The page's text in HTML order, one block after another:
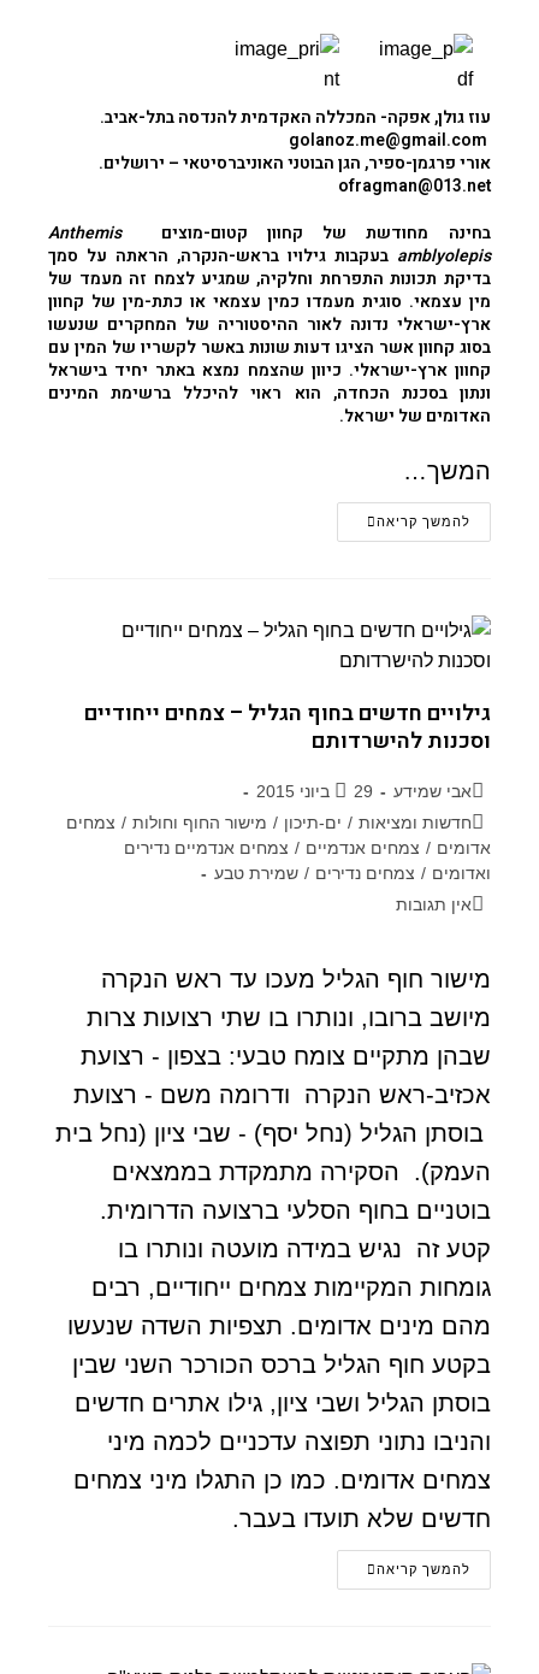
עוז גולן, אפקה- המכללה האקדמית להנדסה בתל-אביב.
golanoz.me@gmail.com
אורי פרגמן-ספיר,הגן הבוטני האוניברסיטאי– ירושלים.
ofragman@013.net
בחינה מחודשת של קחוון קטום-מוצים
Anthemis
amblyolepis בעקבות גילויו בראש-הנקרה, הראתה על סמך
בדיקת תכונות התפרחת וחלקיה, שמגיע לצמח זה מעמד של
מין עצמאי. סוגית מעמדו כמין עצמאי או כתת-מין של קחוון
ארץ-ישראלי נדונה לאור ההיסטוריה של המחקרים שנעשו
בסוג קחוון אשר הציגו דעות שונות באשר לקשריו של המין עם
קחוון ארץ-ישראלי. כיוון שהצמח נמצא באתר יחיד בישראל
ונתון בסכנת הכחדה, הוא ראוי להיכלל ברשימת המינים
האדומים של ישראל.
המשך…
להמשך קריאה
גילויים חדשים בחוף הגליל – צמחים ייחודיים
וסכנות להישרדותם
אבי שמידע
29 ביוני 2015
חדשות ומציאות / ים-תיכון / מישור החוף וחולות / צמחים
אדומים / צמחים אנדמיים / צמחים אנדמיים נדירים
ואדומים / צמחים נדירים / שמירת טבע
אין תגובות
מישור חוף הגליל מעכו עד ראש הנקרה
מיושב ברובו, ונותרו בו שתי רצועות צרות
שבהן מתקיים צומח טבעי: בצפון - רצועת
אכזיב-ראש הנקרה ודרומה משם - רצועת
בוסתן הגליל (נחל יסף) - שבי ציון (נחל בית
העמק). הסקירה מתמקדת בממצאים
בוטניים בחוף הסלעי ברצועה הדרומית.
קטע זה נגיש במידה מועטה ונותרו בו
גומחות המקיימות צמחים ייחודיים, רבים
מהם מינים אדומים. תצפיות השדה שנעשו
בקטע חוף הגליל ברכס הכורכר השני שבין
בוסתן הגליל ושבי ציון, גילו אתרים חדשים
והניבו נתוני תפוצה עדכניים לכמה מיני
צמחים אדומים. כמו כן התגלו מיני צמחים
חדשים שלא תועדו בעבר.
להמשך קריאה